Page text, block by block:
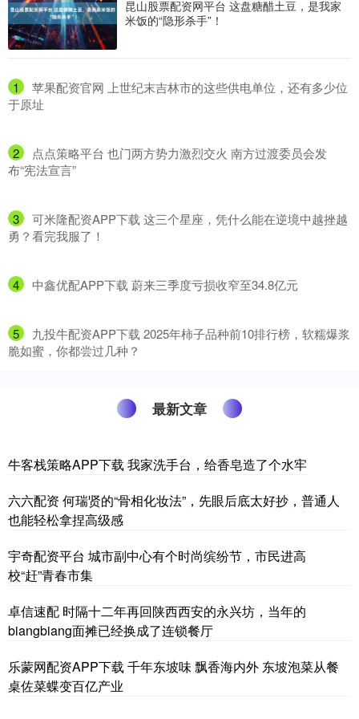
昆山股票配资网平台 这盘糖醋土豆，是我家
米饭的“隐形杀手”！
1
​苹果配资官网 上世纪末吉林市的这些供电单位，还有多少位
于原址
2
​点点策略平台 也门两方势力激烈交火 南方过渡委员会发
布“宪法宣言”
3
​可米隆配资APP下载 这三个星座，凭什么能在逆境中越挫越
勇？看完我服了！
4 ​中鑫优配APP下载 蔚来三季度亏损收窄至34.8亿元
5
​九投牛配资APP下载 2025年柿子品种前10排行榜，软糯爆浆
脆如蜜，你都尝过几种？
最新文章
牛客栈策略APP下载 我家洗手台，给香皂造了个水牢
六六配资 何瑞贤的“骨相化妆法”，先眼后底太好抄，普通人
也能轻松拿捏高级感
宇奇配资平台 城市副中心有个时尚缤纷节，市民进高
校“赶”青春市集
卓信速配 时隔十二年再回陕西西安的永兴坊，当年的
biangbiang面摊已经换成了连锁餐厅
乐蒙网配资APP下载 千年东坡味 飘香海内外 东坡泡菜从餐
桌佐菜蝶变百亿产业